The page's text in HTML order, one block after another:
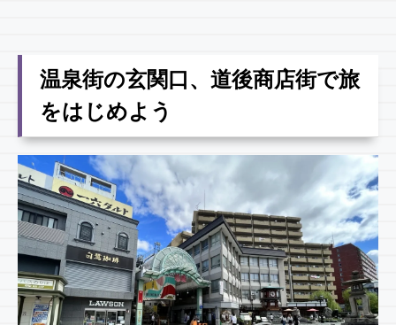
温泉街の玄関口、道後商店街で旅
をはじめよう